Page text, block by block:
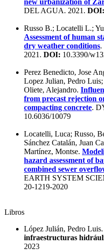
DEL AGUA. 2021. DOI:
Russo B.; Locatelli L.;
Assessment of human
dry weather conditions.
2021. DOI: 10.3390/
Perez Benedicto, Jose
Lopez Julian, Pedro
Oliete, Alejandro.
from precast rejection
compacting concrete.
10.6036/10079
Locatelli, Luca; Russo,
Sánchez Catalán, Juan
Martínez, Montse.
hazard assessment of
combined sewer
EARTH SYSTEM
20-1219-2020
Libros
López Julián, Pedro Luis.
infraestructuras
2023